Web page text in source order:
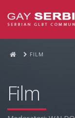
FILM
Film